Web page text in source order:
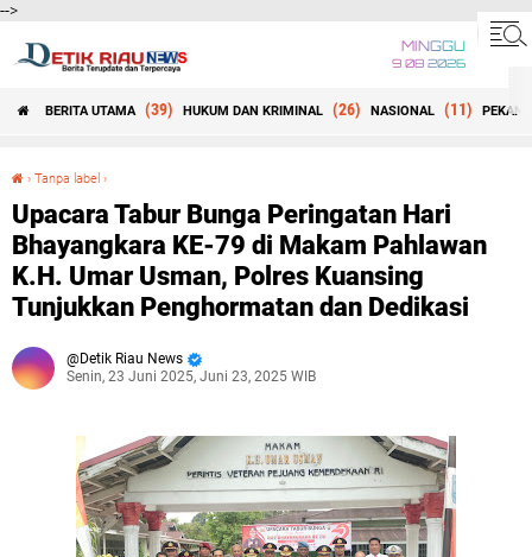
-->
MINGGU
9 08 2026
BERITA UTAMA (39) HUKUM DAN KRIMINAL (26) NASIONAL (11)
› Tanpa label ›
Upacara Tabur Bunga Peringatan Hari
Bhayangkara KE-79 di Makam Pahlawan
K.H. Umar Usman, Polres Kuansing
Tunjukkan Penghormatan dan Dedikasi
Detik Riau News
Senin, 23 Juni 2025, Juni 23, 2025 WIB